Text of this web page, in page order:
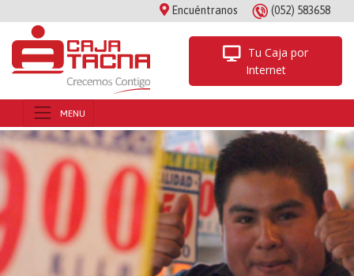
Encuéntranos (052) 583658
Tu Caja por
Internet